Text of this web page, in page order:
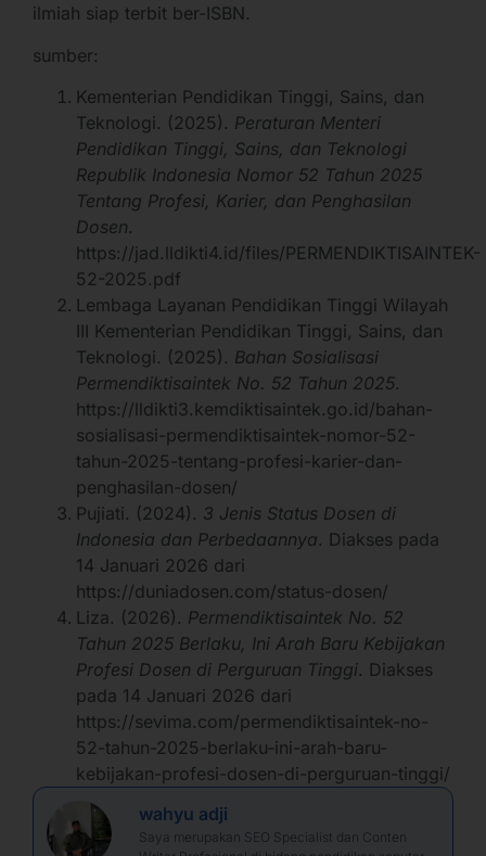
ilmiah siap terbit ber-ISBN.
sumber:
Kementerian Pendidikan Tinggi, Sains, dan
Teknologi. (2025). Peraturan Menteri
Pendidikan Tinggi, Sains, dan Teknologi
Republik Indonesia Nomor 52 Tahun 2025
Tentang Profesi, Karier, dan Penghasilan
Dosen.
https://jad.lldikti4.id/files/PERMENDIKTISAINTEK-
52-2025.pdf
Lembaga Layanan Pendidikan Tinggi Wilayah
III Kementerian Pendidikan Tinggi, Sains, dan
Teknologi. (2025). Bahan Sosialisasi
Permendiktisaintek No. 52 Tahun 2025.
https://lldikti3.kemdiktisaintek.go.id/bahan-
sosialisasi-permendiktisaintek-nomor-52-
tahun-2025-tentang-profesi-karier-dan-
penghasilan-dosen/
Pujiati. (2024). 3 Jenis Status Dosen di
Indonesia dan Perbedaannya. Diakses pada
14 Januari 2026 dari
https://duniadosen.com/status-dosen/
Liza. (2026). Permendiktisaintek No. 52
Tahun 2025 Berlaku, Ini Arah Baru Kebijakan
Profesi Dosen di Perguruan Tinggi. Diakses
pada 14 Januari 2026 dari
https://sevima.com/permendiktisaintek-no-
52-tahun-2025-berlaku-ini-arah-baru-
kebijakan-profesi-dosen-di-perguruan-tinggi/
wahyu adji
Saya merupakan SEO Specialist dan Conten